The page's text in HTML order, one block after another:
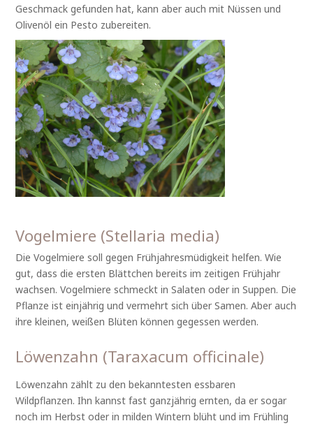
Geschmack gefunden hat, kann aber auch mit Nüssen und
Olivenöl ein Pesto zubereiten.
Vogelmiere (Stellaria media)
Die Vogelmiere soll gegen Frühjahresmüdigkeit helfen. Wie
gut, dass die ersten Blättchen bereits im zeitigen Frühjahr
wachsen. Vogelmiere schmeckt in Salaten oder in Suppen. Die
Pflanze ist einjährig und vermehrt sich über Samen. Aber auch
ihre kleinen, weißen Blüten können gegessen werden.
Löwenzahn (Taraxacum officinale)
Löwenzahn zählt zu den bekanntesten essbaren
Wildpflanzen. Ihn kannst fast ganzjährig ernten, da er sogar
noch im Herbst oder in milden Wintern blüht und im Frühling